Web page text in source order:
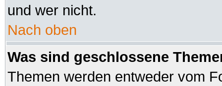
und wer nicht.
Nach oben
Was sind geschlossene
Themen werden entweder vom